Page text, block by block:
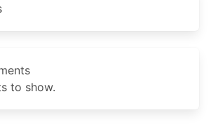
to show.